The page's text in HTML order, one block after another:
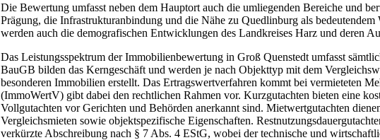
Die Bewertung umfasst neben dem Hauptort auch die umliegenden Bereiche und
Prägung, die Infrastrukturanbindung und die Nähe zu Quedlinburg als
werden auch die demografischen Entwicklungen des Landkreises Harz und deren
Das Leistungsspektrum der Immobilienbewertung in Groß Quenstedt umfasst
BauGB bilden das Kerngeschäft und werden je nach Objekttyp mit dem
besonderen Immobilien erstellt. Das Ertragswertverfahren kommt bei vermieteten
(ImmoWertV) gibt dabei den rechtlichen Rahmen vor. Kurzgutachten bieten eine
Vollgutachten vor Gerichten und Behörden anerkannt sind. Mietwertgutachten
Vergleichsmieten sowie objektspezifische Eigenschaften.
verkürzte Abschreibung nach § 7 Abs. 4 EStG, wobei der technische und